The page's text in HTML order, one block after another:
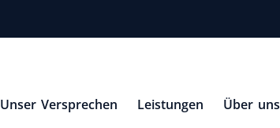
Unser Versprechen Leistungen Über uns